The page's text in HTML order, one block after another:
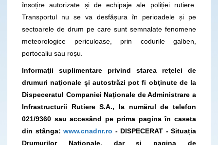
însoțire autorizate și de echipaje ale poliției rutiere.
Transportul nu se va desfășura în perioadele și pe
sectoarele de drum pe care sunt semnalate fenomene
meteorologice periculoase, prin codurile galben,
portocaliu sau roșu.
Informaţii suplimentare privind starea reţelei de
drumuri naţionale și autostrăzi pot fi obţinute de la
Dispeceratul Companiei Naţionale de Administrare a
Infrastructurii Rutiere S.A., la numărul de telefon
021/9360 sau accesând pe prima pagina în caseta
din stânga: www.cnadnr.ro - DISPECERAT - Situația
Drumurilor Naţionale, dar și pagina de